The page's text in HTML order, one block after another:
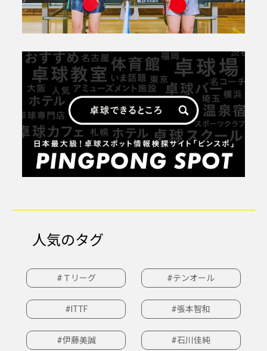
人気のタグ
#Ｔリーグ #テンオール
#ITTF #張本智和
#伊藤美誠 #石川佳純